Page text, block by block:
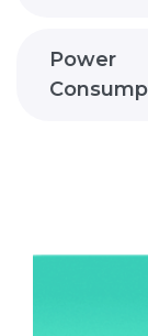
Power